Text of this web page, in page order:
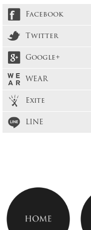
Facebook
Twitter
Google+
WEAR
Exite
LINE